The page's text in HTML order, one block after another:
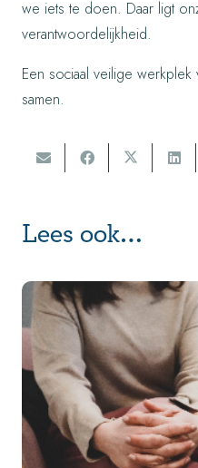
we iets te doen. Daar ligt
verantwoordelijkheid.
Een sociaal veilige
samen.
Lees ook…